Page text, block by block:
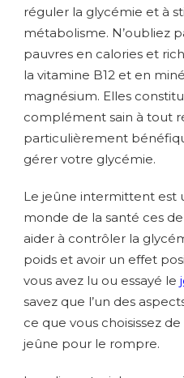
réguler la glycémie et à
métabolisme. N’oubliez
pauvres en calories et
la vitamine B12 et en
magnésium. Elles
complément sain à tout
particulièrement
gérer votre glycémie.
Le jeûne intermittent est
monde de la santé ces
aider à contrôler la
poids et avoir un effet
vous avez lu ou essayé le
savez que l’un des
ce que vous choisissez
jeûne pour le rompre.